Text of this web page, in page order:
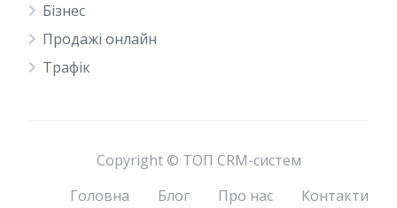
Бізнес
Продажі онлайн
Трафік
Copyright © ТОП CRM-систем
Головна
Блог Про нас Контакти